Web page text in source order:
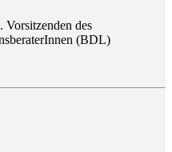
des
(BDL)